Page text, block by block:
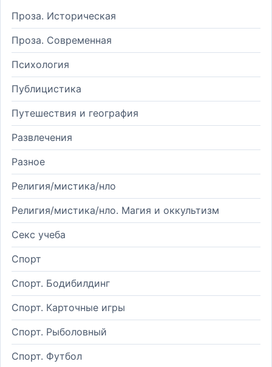
Проза. Историческая
Проза. Современная
Психология
Публицистика
Путешествия и география
Развлечения
Разное
Религия/мистика/нло
Религия/мистика/нло. Магия и оккультизм
Секс учеба
Спорт
Спорт. Бодибилдинг
Спорт. Карточные игры
Спорт. Рыболовный
Спорт. Футбол